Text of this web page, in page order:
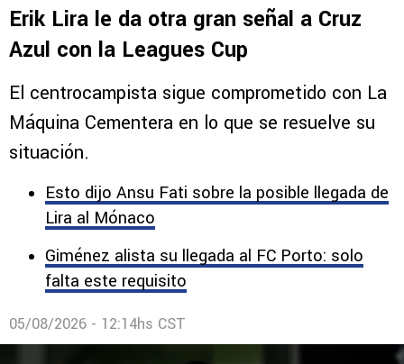
Erik Lira le da otra gran señal a Cruz
Azul con la Leagues Cup
El centrocampista sigue comprometido con La
Máquina Cementera en lo que se resuelve su
situación.
Esto dijo Ansu Fati sobre la posible llegada de
Lira al Mónaco
Giménez alista su llegada al FC Porto: solo
falta este requisito
05/08/2026 - 12:14hs CST